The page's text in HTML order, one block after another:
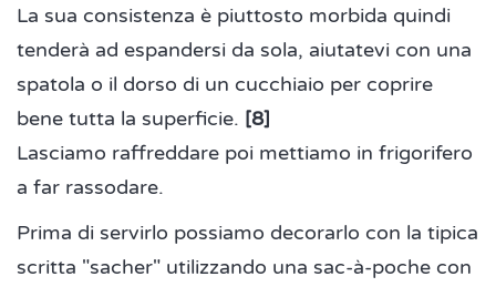
La sua consistenza è piuttosto morbida quindi
tenderà ad espandersi da sola, aiutatevi con una
spatola o il dorso di un cucchiaio per coprire
bene tutta la superficie. [8]
Lasciamo raffreddare poi mettiamo in frigorifero
a far rassodare.
Prima di servirlo possiamo decorarlo con la tipica
scritta "sacher" utilizzando una sac-à-poche con